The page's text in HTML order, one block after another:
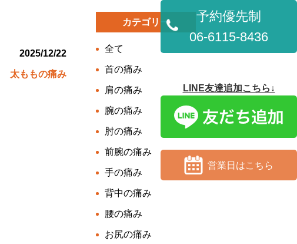
2025/12/22
太ももの痛み
カテゴリー
全て
首の痛み
肩の痛み
腕の痛み
肘の痛み
前腕の痛み
手の痛み
背中の痛み
腰の痛み
お尻の痛み
予約優先制
06-6115-8436
LINE友達追加こちら↓
営業日はこちら